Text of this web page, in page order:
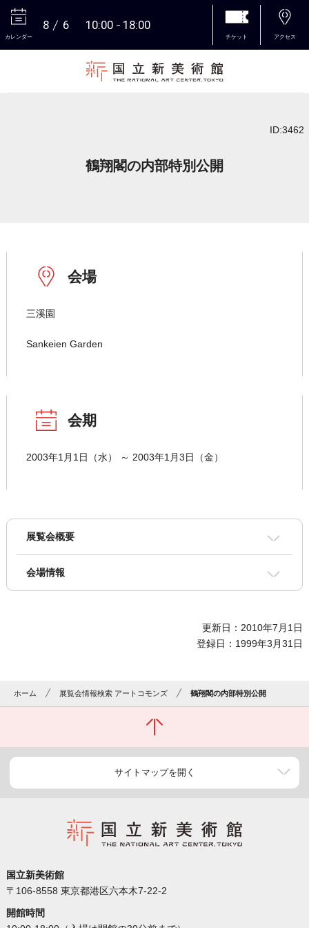
カレンダー
8 6 10:00 18:00
チケット アクセス
ID:3462
鶴翔閣の内部特別公開
会場
三溪園
Sankeien Garden
会期
2003年1月1日（水） ～ 2003年1月3日（金）
展覧会概要
会場情報
更新日：2010年7月1日
登録日：1999年3月31日
ホーム 展覧会情報検索 アートコモンズ 鶴翔閣の内部特別公開
サイトマップを開く
国立新美術館
〒106-8558 東京都港区六本木7-22-2
開館時間